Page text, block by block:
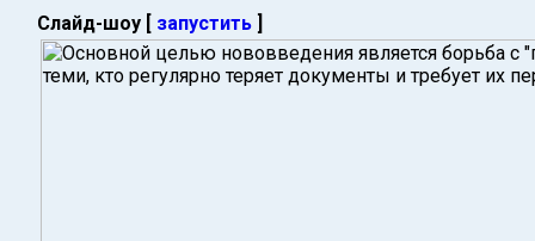
Слайд-шоу [ запустить ]